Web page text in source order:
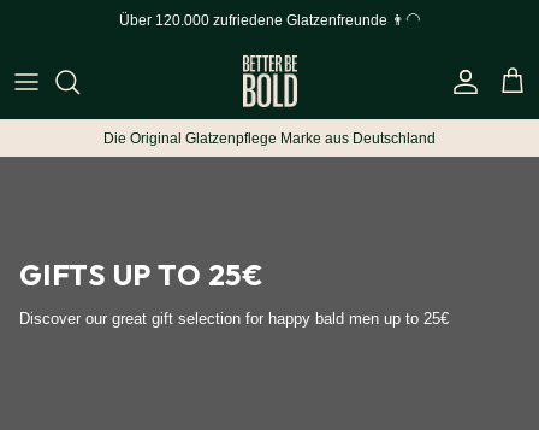
Über 120.000 zufriedene Glatzenfreunde 👨‍🦲
Account
Cart
Die Original Glatzenpflege Marke aus Deutschland
GIFTS UP TO 25€
Discover our great gift selection for happy bald men up to 25€